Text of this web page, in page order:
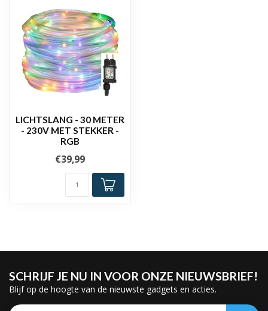
LICHTSLANG - 30 METER
- 230V MET STEKKER -
RGB
€39,99
SCHRIJF JE NU IN VOOR ONZE NIEUWSBRIEF!
Blijf op de hoogte van de nieuwste gadgets en acties.